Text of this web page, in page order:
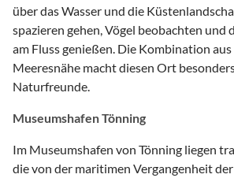
über das Wasser und die
spazieren gehen, Vögel beobachten und
am Fluss genießen. Die Kombination
Meeresnähe macht diesen Ort
Naturfreunde.
Museumshafen Tönning
Im Museumshafen von Tönning liegen
die von der maritimen Vergangenheit